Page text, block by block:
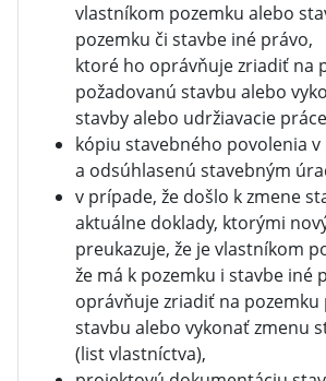
vlastníkom pozemku alebo
pozemku či stavbe iné právo,
ktoré ho oprávňuje zriadiť na
požadovanú stavbu alebo
stavby alebo udržiavacie
kópiu stavebného povolenia
a odsúhlasenú stavebným
v prípade, že došlo k zmene
aktuálne doklady, ktorými
preukazuje, že je vlastníkom
že má k pozemku i stavbe iné
oprávňuje zriadiť na pozemku
stavbu alebo vykonať zmenu
(list vlastníctva),